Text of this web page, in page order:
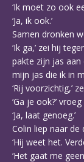
‘Ik moet zo ook
‘Ja, ik ook.’
Samen dronken
‘Ik ga,’ zei hij
pakte zijn jas
mijn jas die ik in
‘Rij voorzichtig,’
‘Ga je ook?’
‘Ja, laat genoeg.’
Colin liep naar de
‘Hij weet het.
‘Het gaat me